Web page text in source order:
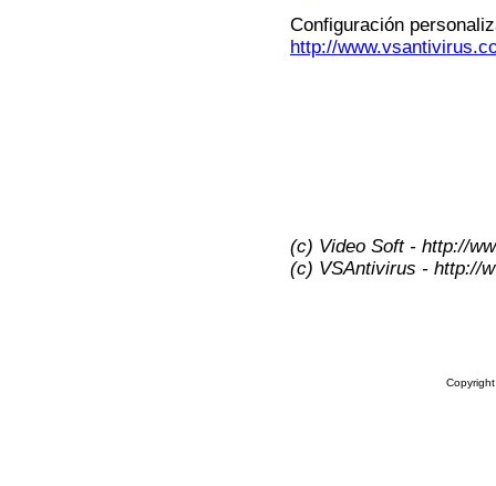
Configuración
http://
(c) Video Soft - http://
(c) VSAntivirus - http://